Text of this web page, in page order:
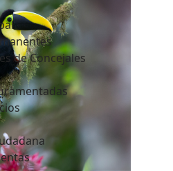
de Concejales